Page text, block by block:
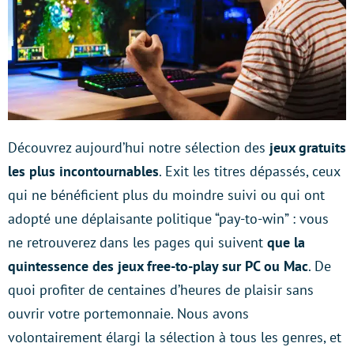
Découvrez aujourd’hui notre sélection des jeux gratuits
les plus incontournables. Exit les titres dépassés, ceux
qui ne bénéficient plus du moindre suivi ou qui ont
adopté une déplaisante politique “pay-to-win” : vous
ne retrouverez dans les pages qui suivent que la
quintessence des jeux free-to-play sur PC ou Mac. De
quoi profiter de centaines d’heures de plaisir sans
ouvrir votre portemonnaie. Nous avons
volontairement élargi la sélection à tous les genres, et